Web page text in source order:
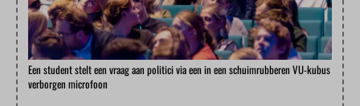
Een student stelt een vraag aan politici via een in een schuimrubberen VU-kubus
verborgen microfoon